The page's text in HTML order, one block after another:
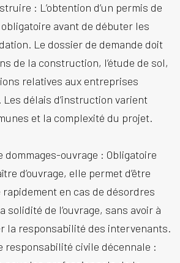
: L’obtention d’un permis de
avant de débuter les
Le dossier de demande doit
de la construction, l’étude de sol,
relatives aux entreprises
délais d’instruction varient
et la complexité du projet.
dommages-ouvrage : Obligatoire
d’ouvrage, elle permet d’être
rapidement en cas de désordres
solidité de l’ouvrage, sans avoir à
la responsabilité des intervenants.
responsabilité civile décennale :